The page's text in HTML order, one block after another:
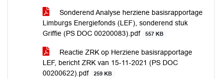
Sonderend Analyse herziene basisrapportage
Limburgs Energiefonds (LEF), sonderend stuk
Griffie (PS DOC 00200083).pdf
557 KB
Reactie ZRK op Herziene basisrapportage
LEF, bericht ZRK van 15-11-2021 (PS DOC
00200622).pdf
259 KB